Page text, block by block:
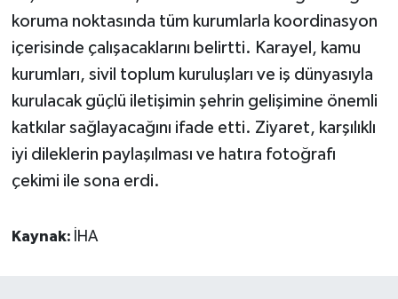
koruma noktasında tüm kurumlarla koordinasyon
içerisinde çalışacaklarını belirtti. Karayel, kamu
kurumları, sivil toplum kuruluşları ve iş dünyasıyla
kurulacak güçlü iletişimin şehrin gelişimine önemli
katkılar sağlayacağını ifade etti. Ziyaret, karşılıklı
iyi dileklerin paylaşılması ve hatıra fotoğrafı
çekimi ile sona erdi.
Kaynak: İHA